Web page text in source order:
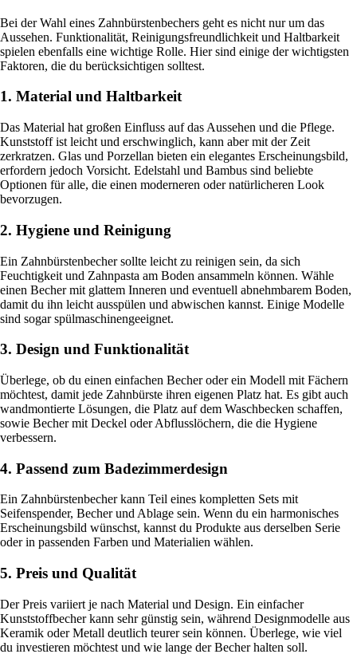
Bei der Wahl eines Zahnbürstenbechers geht es nicht nur um das
Aussehen. Funktionalität, Reinigungsfreundlichkeit und Haltbarkeit
spielen ebenfalls eine wichtige Rolle. Hier sind einige der wichtigsten
Faktoren, die du berücksichtigen solltest.
1. Material und Haltbarkeit
Das Material hat großen Einfluss auf das Aussehen und die Pflege.
Kunststoff ist leicht und erschwinglich, kann aber mit der Zeit
zerkratzen. Glas und Porzellan bieten ein elegantes Erscheinungsbild,
erfordern jedoch Vorsicht. Edelstahl und Bambus sind beliebte
Optionen für alle, die einen moderneren oder natürlicheren Look
bevorzugen.
2. Hygiene und Reinigung
Ein Zahnbürstenbecher sollte leicht zu reinigen sein, da sich
Feuchtigkeit und Zahnpasta am Boden ansammeln können. Wähle
einen Becher mit glattem Inneren und eventuell abnehmbarem Boden,
damit du ihn leicht ausspülen und abwischen kannst. Einige Modelle
sind sogar spülmaschinengeeignet.
3. Design und Funktionalität
Überlege, ob du einen einfachen Becher oder ein Modell mit Fächern
möchtest, damit jede Zahnbürste ihren eigenen Platz hat. Es gibt auch
wandmontierte Lösungen, die Platz auf dem Waschbecken schaffen,
sowie Becher mit Deckel oder Abflusslöchern, die die Hygiene
verbessern.
4. Passend zum Badezimmerdesign
Ein Zahnbürstenbecher kann Teil eines kompletten Sets mit
Seifenspender, Becher und Ablage sein. Wenn du ein harmonisches
Erscheinungsbild wünschst, kannst du Produkte aus derselben Serie
oder in passenden Farben und Materialien wählen.
5. Preis und Qualität
Der Preis variiert je nach Material und Design. Ein einfacher
Kunststoffbecher kann sehr günstig sein, während Designmodelle aus
Keramik oder Metall deutlich teurer sein können. Überlege, wie viel
du investieren möchtest und wie lange der Becher halten soll.